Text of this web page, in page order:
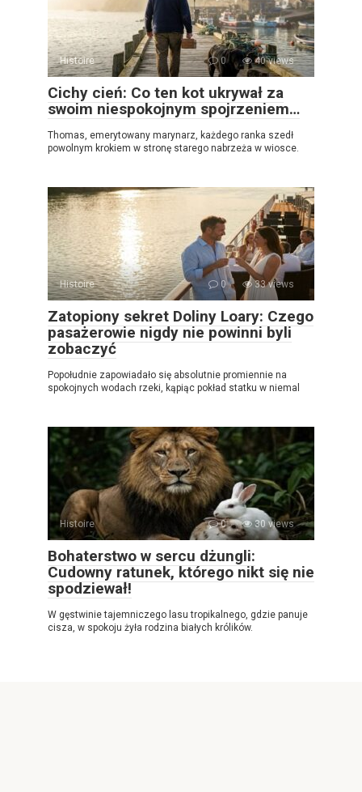
Histoire 0 40 views
Cichy cień: Co ten kot ukrywał za
swoim niespokojnym spojrzeniem…
Thomas, emerytowany marynarz, każdego ranka szedł
powolnym krokiem w stronę starego nabrzeża w wiosce.
Histoire 0 33 views
Zatopiony sekret Doliny Loary: Czego
pasażerowie nigdy nie powinni byli
zobaczyć
Popołudnie zapowiadało się absolutnie promiennie na
spokojnych wodach rzeki, kąpiąc pokład statku w niemal
Histoire 0 30 views
Bohaterstwo w sercu dżungli:
Cudowny ratunek, którego nikt się nie
spodziewał!
W gęstwinie tajemniczego lasu tropikalnego, gdzie panuje
cisza, w spokoju żyła rodzina białych królików.